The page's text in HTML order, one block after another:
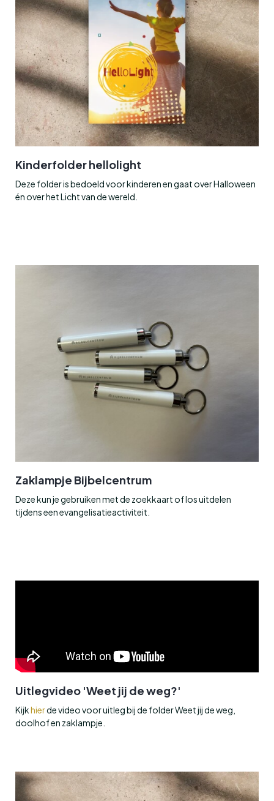
Kinderfolder hellolight
Deze folder is bedoeld voor kinderen en gaat over Halloween
én over het Licht van de wereld.
Zaklampje Bijbelcentrum
Deze kun je gebruiken met de zoekkaart of los uitdelen
tijdens een evangelisatieactiviteit.
Uitlegvideo 'Weet jij de weg?'
Kijkhierde video voor uitleg bij de folder Weet jij de weg,
doolhof en zaklampje.